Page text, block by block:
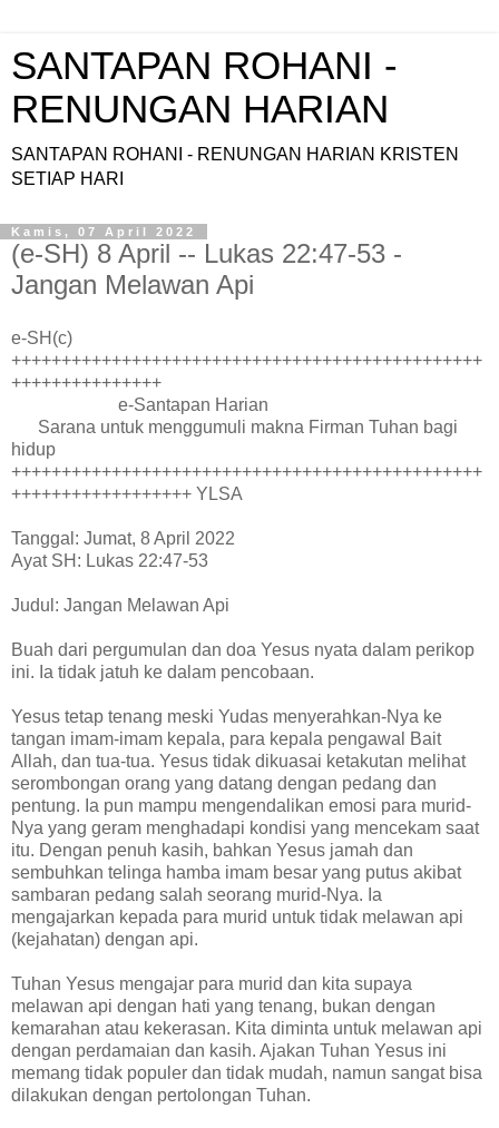
SANTAPAN ROHANI -
RENUNGAN HARIAN
SANTAPAN ROHANI - RENUNGAN HARIAN KRISTEN
SETIAP HARI
Kamis, 07 April 2022
(e-SH) 8 April -- Lukas 22:47-53 -
Jangan Melawan Api
e-SH(c)
+++++++++++++++++++++++++++++++++++++++++++++++
+++++++++++++++
e-Santapan Harian
Sarana untuk menggumuli makna Firman Tuhan bagi
hidup
+++++++++++++++++++++++++++++++++++++++++++++++
++++++++++++++++++ YLSA
Tanggal: Jumat, 8 April 2022
Ayat SH: Lukas 22:47-53
Judul: Jangan Melawan Api
Buah dari pergumulan dan doa Yesus nyata dalam perikop
ini. Ia tidak jatuh ke dalam pencobaan.
Yesus tetap tenang meski Yudas menyerahkan-Nya ke
tangan imam-imam kepala, para kepala pengawal Bait
Allah, dan tua-tua. Yesus tidak dikuasai ketakutan melihat
serombongan orang yang datang dengan pedang dan
pentung. Ia pun mampu mengendalikan emosi para murid-
Nya yang geram menghadapi kondisi yang mencekam saat
itu. Dengan penuh kasih, bahkan Yesus jamah dan
sembuhkan telinga hamba imam besar yang putus akibat
sambaran pedang salah seorang murid-Nya. Ia
mengajarkan kepada para murid untuk tidak melawan api
(kejahatan) dengan api.
Tuhan Yesus mengajar para murid dan kita supaya
melawan api dengan hati yang tenang, bukan dengan
kemarahan atau kekerasan. Kita diminta untuk melawan api
dengan perdamaian dan kasih. Ajakan Tuhan Yesus ini
memang tidak populer dan tidak mudah, namun sangat bisa
dilakukan dengan pertolongan Tuhan.